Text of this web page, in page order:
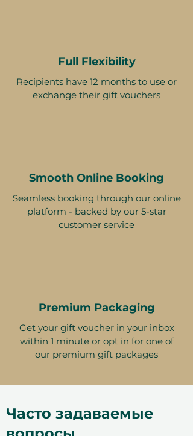
Full Flexibility
Recipients have 12 months to use or
exchange their gift vouchers
Smooth Online Booking
Seamless booking through our online
platform - backed by our 5-star
customer service
Premium Packaging
Get your gift voucher in your inbox
within 1 minute or opt in for one of
our premium gift packages
Часто задаваемые